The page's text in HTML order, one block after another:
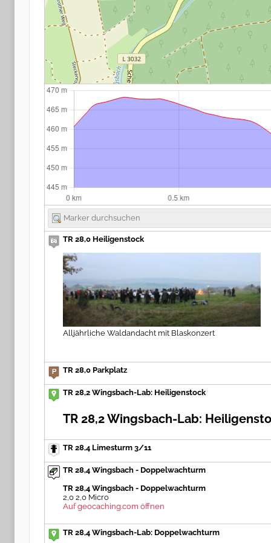
TR 28,0 Heiligenstock
Alljährliche Waldandacht mit Blaskonzert
TR 28,0 Parkplatz
TR 28,2 Wingsbach-Lab: Heiligenstock
TR 28,2 Wingsbach-Lab:
TR 28,4 Limesturm 3/11
TR 28,4 Wingsbach - Doppelwachturm
TR 28,4 Wingsbach - Doppelwachturm
2,0 2,0 Micro
Auf geocaching.com öffnen
TR 28,4 Wingsbach-Lab: Doppelwachturm